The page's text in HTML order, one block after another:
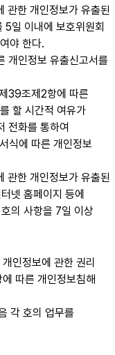
관한 개인정보가 유출된
5일 이내에 보호위원회
야 한다.
개인정보 유출신고서를
39조제2항에 따른
할 시간적 여유가
전화를 통하여
식에 따른 개인정보
관한 개인정보가 유출된
넷 홈페이지 등에
의 사항을 7일 이상
인정보에 관한 권리
따른 개인정보침해
각 호의 업무를